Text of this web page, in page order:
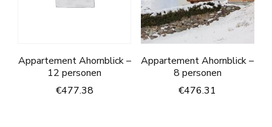
Appartement Ahornblick –
12 personen
€477.38
Appartement Ahornblick –
8 personen
€476.31